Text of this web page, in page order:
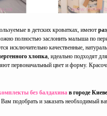
в детских кроватках, имеют
полностью заслонить малыша по
исключительно качественные,
хлопка, идеально подходят
первоначальный цвет и форму.
без балдахина в городе Киеве
подобрать и заказать необходимый